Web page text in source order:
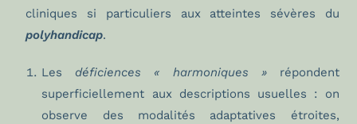
cliniques si particuliers aux atteintes sévères du
polyhandicap.
Les déficiences « harmoniques »répondent
superficiellement aux descriptions usuelles : on
observe des modalités adaptatives étroites,